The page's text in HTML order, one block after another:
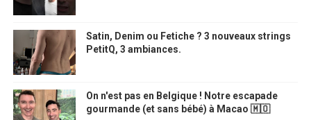
Satin, Denim ou Fetiche ? 3 nouveaux strings
PetitQ, 3 ambiances.
On n'est pas en Belgique ! Notre escapade
gourmande (et sans bébé) à Macao 🇲🇴